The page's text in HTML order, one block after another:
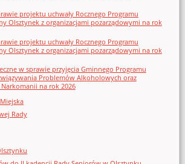
projektu uchwały Rocznego Programu
Olsztynek z organizacjami pozarządowymi na rok
projektu uchwały Rocznego Programu
Olsztynek z organizacjami pozarządowymi na rok
w sprawie przyjęcia Gminnego Programu
Problemów Alkoholowych oraz
Narkomanii na rok 2026
Rady